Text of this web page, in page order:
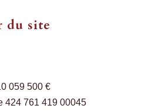
du site
059 500 €
424 761 419 00045